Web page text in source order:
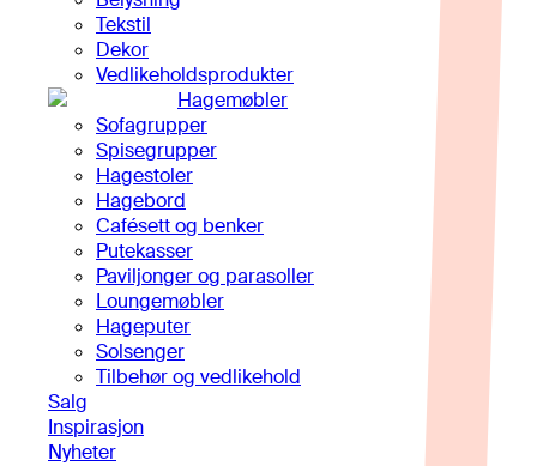
Tekstil
Dekor
Vedlikeholdsprodukter
Hagemøbler
Sofagrupper
Spisegrupper
Hagestoler
Hagebord
Cafésett og benker
Putekasser
Paviljonger og parasoller
Loungemøbler
Hageputer
Solsenger
Tilbehør og vedlikehold
Salg
Inspirasjon
Nyheter